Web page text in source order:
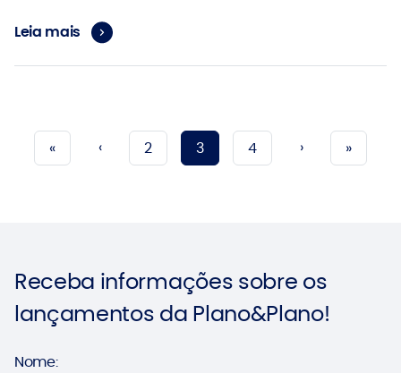
Leia mais
« ‹ 2 3 4 › »
Receba informações sobre os
lançamentos da Plano&Plano!
Nome: